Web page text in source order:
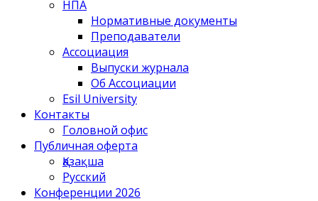
НПА
Нормативные документы
Преподаватели
Ассоциация
Выпуски журнала
Об Ассоциации
Esil University
Контакты
Головной офис
Публичная оферта
Қазақша
Русский
Конференции 2026